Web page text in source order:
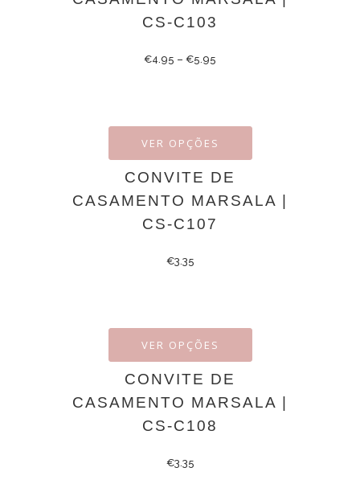
CS-C103
€4.95 – €5.95
VER OPÇÕES
CONVITE DE
CASAMENTO MARSALA |
CS-C107
€3.35
VER OPÇÕES
CONVITE DE
CASAMENTO MARSALA |
CS-C108
€3.35